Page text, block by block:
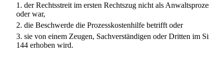
1. der Rechtsstreit im ersten Rechtszug nicht als
oder war,
2. die Beschwerde die Prozesskostenhilfe betrifft oder
3. sie von einem Zeugen, Sachverständigen oder Dritten im
144 erhoben wird.